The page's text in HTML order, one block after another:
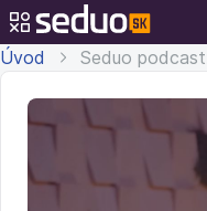
Úvod Seduo